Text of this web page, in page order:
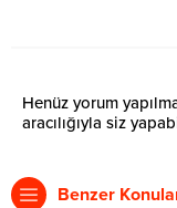
Henüz yorum
aracılığıyla siz
Benzer